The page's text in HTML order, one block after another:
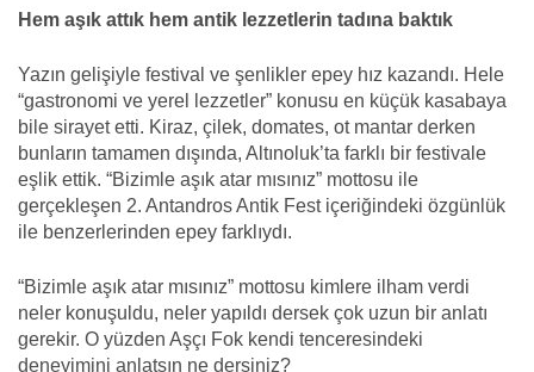
Hem aşık attık hem antik lezzetlerin tadına baktık
Yazın gelişiyle festival ve şenlikler epey hız kazandı. Hele
“gastronomi ve yerel lezzetler” konusu en küçük kasabaya
bile sirayet etti. Kiraz, çilek, domates, ot mantar derken
bunların tamamen dışında, Altınoluk’ta farklı bir festivale
eşlik ettik. “Bizimle aşık atar mısınız” mottosu ile
gerçekleşen 2. Antandros Antik Fest içeriğindeki özgünlük
ile benzerlerinden epey farklıydı.
“Bizimle aşık atar mısınız” mottosu kimlere ilham verdi
neler konuşuldu, neler yapıldı dersek çok uzun bir anlatı
gerekir. O yüzden Aşçı Fok kendi tenceresindeki
deneyimini anlatsın ne dersiniz?